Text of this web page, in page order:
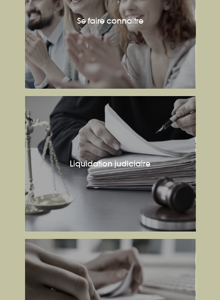
Se faire connaitre
Liquidation judiciaire